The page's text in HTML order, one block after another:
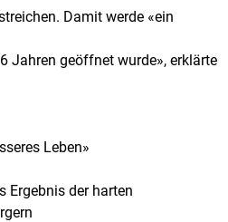
Damit werde «ein
Jahren geöffnet wurde», erklärte
Leben»
Ergebnis der harten